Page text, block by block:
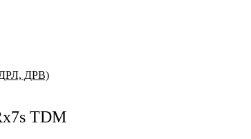
ДРЛ, ДРВ)
TDM